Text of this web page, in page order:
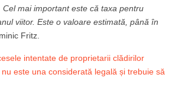
mai important este că taxa pentru
viitor. Este o valoare estimată, până în
Fritz.
intentate de proprietarii clădirilor
este una considerată legală și trebuie să